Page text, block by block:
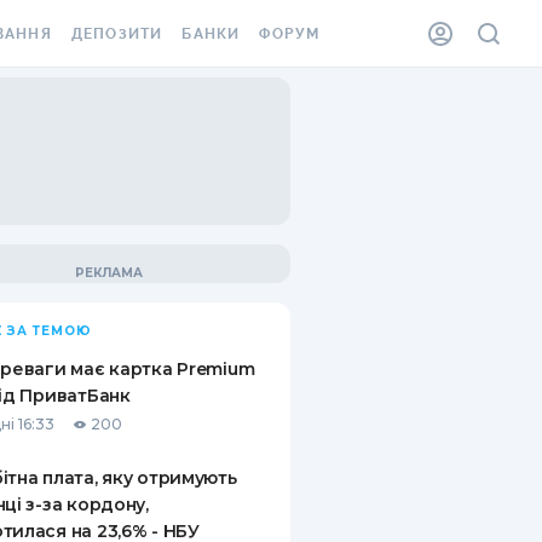
ВІНЬЄТКА
ВІД
ВИПАДКІВ
ДЕПОЗИТИ
ПИТАННЯ ТА ВІДПОВІДІ
ПУТІВНИКИ ПО
БАНКИ ФОРУМ
ЗА ТЕМОЮ
має картка Premium
ПриватБанк
16:33 200
плата, яку отримують
з-за кордону,
на 23,6% - НБУ